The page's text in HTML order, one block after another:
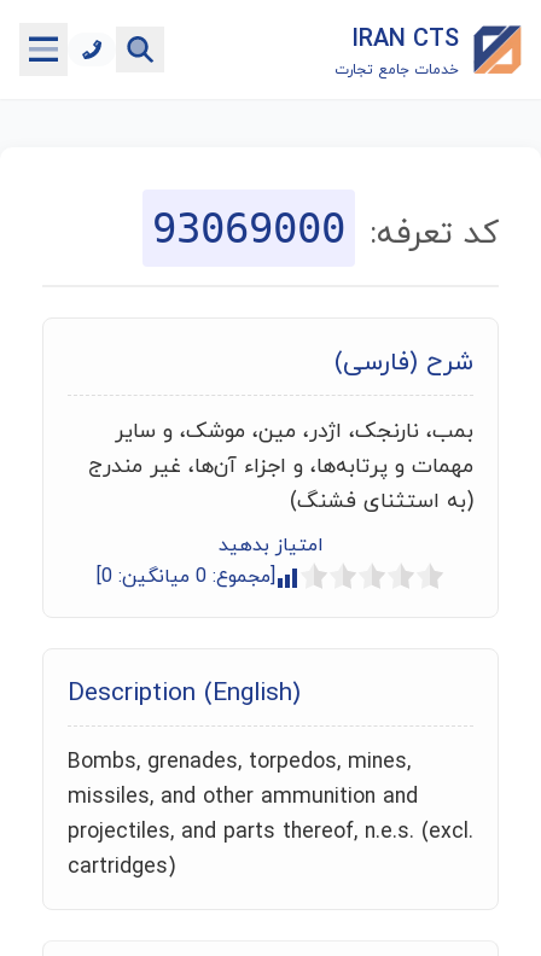
IRAN CTS
خدمات جامع تجارت
جستجوگر تعرفه گمرکی
ماشین حساب گمرکی
خدمات رایگان دیگر
کد تعرفه: 93069000
شرح (فارسی)
بمب، نارنجک، اژدر، مین، موشک، و سایر
مهمات و پرتابه‌ها، و اجزاء آن‌ها، غیر مندرج
(به استثنای فشنگ)
امتیاز بدهید
[مجموع: 0 میانگین: 0
]
Description (English)
Bombs, grenades, torpedos, mines,
missiles, and other ammunition and
projectiles, and parts thereof, n.e.s. (excl.
cartridges)